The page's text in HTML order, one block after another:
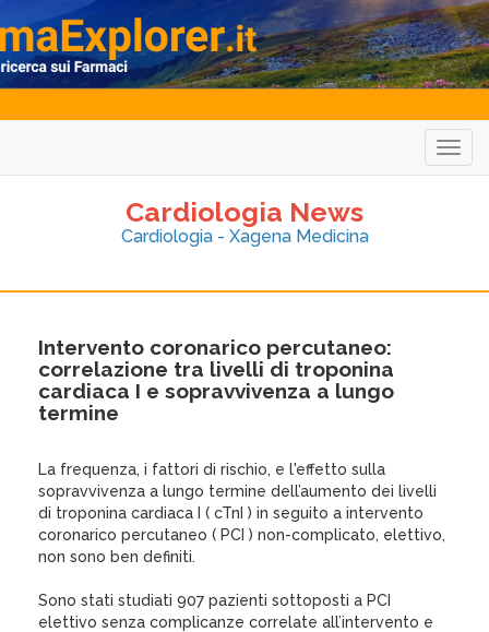
Cardiologia News
Cardiologia - Xagena Medicina
Intervento coronarico percutaneo:
correlazione tra livelli di troponina
cardiaca I e sopravvivenza a lungo
termine
La frequenza, i fattori di rischio, e l'effetto sulla
sopravvivenza a lungo termine dell’aumento dei livelli
di troponina cardiaca I ( cTnI ) in seguito a intervento
coronarico percutaneo ( PCI ) non-complicato, elettivo,
non sono ben definiti.
Sono stati studiati 907 pazienti sottoposti a PCI
elettivo senza complicanze correlate all’intervento e